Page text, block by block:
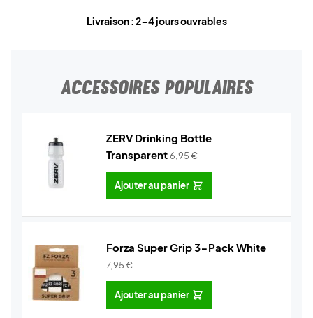
Livraison : 2-4 jours ouvrables
ACCESSOIRES POPULAIRES
ZERV Drinking Bottle
Transparent6,95€
Ajouter au panier
Forza Super Grip 3-Pack White
7,95€
Ajouter au panier